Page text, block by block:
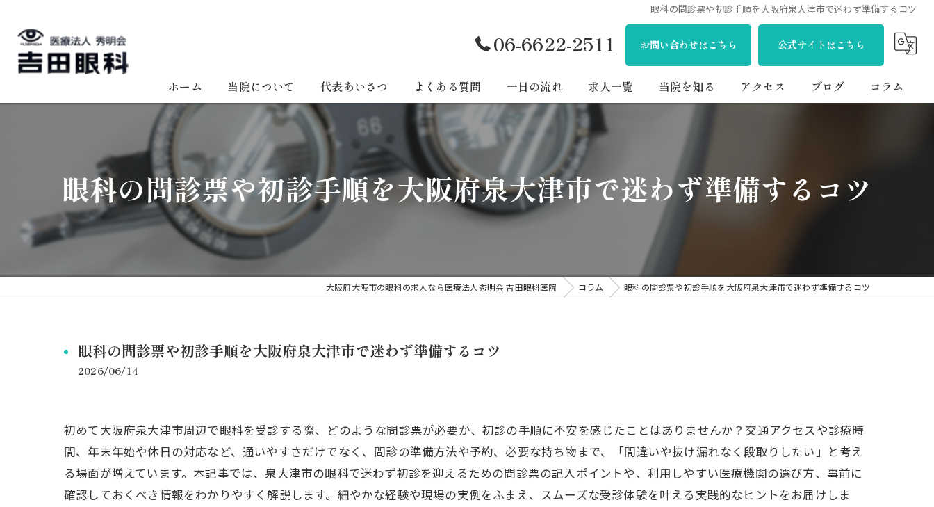
眼科の問診票や初診手順を大阪府泉大津市で迷わず準備するコツ
06-6622-2511 お問い合わせはこちら 公式サイトはこちら
ホーム 当院について 代表あいさつ よくある質問 一日の流れ 求人一覧 当院を知る
正社員
アクセス ブログ コラム
眼科の問診票や初診手順を大阪府泉大津市で迷わず準備するコツ
大阪府大阪市の眼科の求人なら医療法人秀明会 吉田眼科医院 コラム 眼科の問診票や初診手順を大阪府泉大津市で迷わず準備するコツ
眼科の問診票や初診手順を大阪府泉大津市で迷わず準備するコツ
2026/06/14
初めて大阪府泉大津市周辺で眼科を受診する際、どのような問診票が必要か、初診の手順に不安を感じたことはありませんか？交通アクセスや診療時
間、年末年始や休日の対応など、通いやすさだけでなく、問診の準備方法や予約、必要な持ち物まで、「間違いや抜け漏れなく段取りしたい」と考え
る場面が増えています。本記事では、泉大津市の眼科で迷わず初診を迎えるための問診票の記入ポイントや、利用しやすい医療機関の選び方、事前に
確認しておくべき情報をわかりやすく解説します。細やかな経験や現場の実例をふまえ、スムーズな受診体験を叶える実践的なヒントをお届けしま